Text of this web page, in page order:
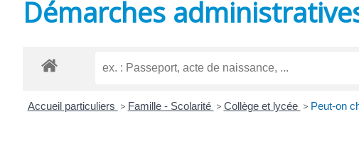
Démarches
Accueil particuliers > Famille - Scolarité > Collège et lycée > Peut-on